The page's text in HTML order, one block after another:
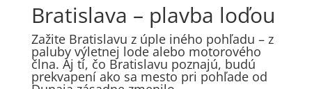
Bratislava – plavba loďou
Zažite Bratislavu z úple iného pohľadu – z
paluby výletnej lode alebo motorového
člna. Aj tí, čo Bratislavu poznajú, budú
prekvapení ako sa mesto pri pohľade od